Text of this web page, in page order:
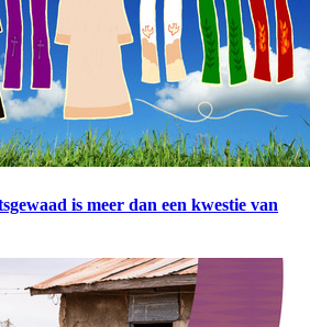
is meer dan een kwestie van